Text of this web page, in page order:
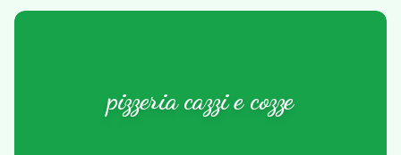
pizzeria cazzi e cozze